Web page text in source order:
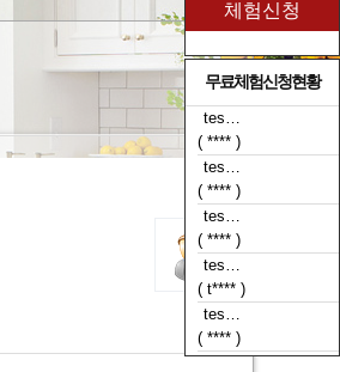
무료체험신청현황
tes…
( **** )
tes…
( **** )
tes…
( t**** )
tes…
( **** )
tes…
( **** )